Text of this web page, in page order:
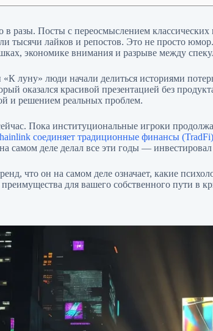
в разы. Посты с переосмыслением
тысячи лайков и репостов. Это не просто
экономике внимания и разрыве между
луну» люди начали делиться историями
оказался красивой презентацией без
и решением реальных проблем.
Пока институциональные игроки
соединяет традиционные финансы
самом деле делал все эти годы —
что он на самом деле означает, какие
для вашего собственного пути в